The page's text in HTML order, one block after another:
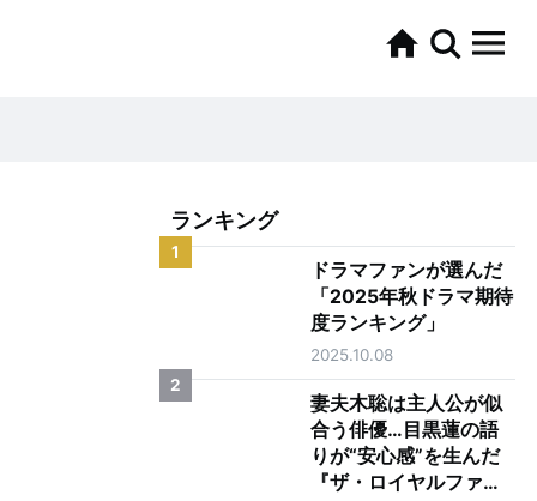
ランキング
1
ドラマファンが選んだ
「2025年秋ドラマ期待
度ランキング」
2025.10.08
2
妻夫木聡は主人公が似
合う俳優…目黒蓮の語
りが“安心感”を生んだ
『ザ・ロイヤルファミ